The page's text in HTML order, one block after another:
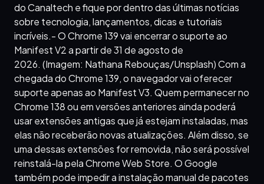
do Canaltech e fique por dentro das últimas notícias
sobre tecnologia, lançamentos, dicas e tutoriais
incríveis.- O Chrome 139 vai encerrar o suporte ao
Manifest V2 a partir de 31 de agosto de
2026. (Imagem: Nathana Rebouças/Unsplash) Com a
chegada do Chrome 139, o navegador vai oferecer
suporte apenas ao Manifest V3. Quem permanecer no
Chrome 138 ou em versões anteriores ainda poderá
usar extensões antigas que já estejam instaladas, mas
elas não receberão novas atualizações. Além disso, se
uma dessas extensões for removida, não será possível
reinstalá-la pela Chrome Web Store. O Google
também pode impedir a instalação manual de pacotes